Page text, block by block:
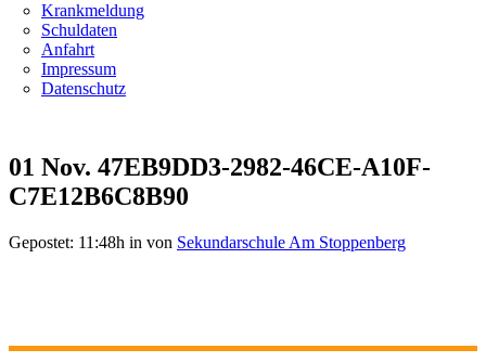
Krankmeldung
Schuldaten
Anfahrt
Impressum
Datenschutz
01 Nov. 47EB9DD3-2982-46CE-A10F-
C7E12B6C8B90
Gepostet: 11:48h in von Sekundarschule Am Stoppenberg